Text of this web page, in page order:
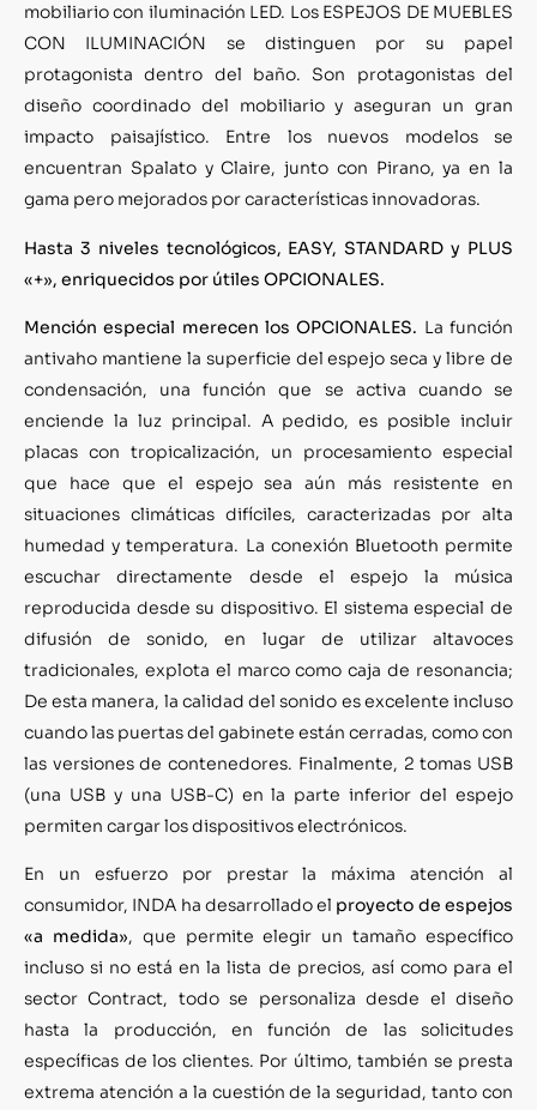
mobiliario con iluminación LED. Los ESPEJOS DE MUEBLES
CON ILUMINACIÓN se distinguen por su papel
protagonista dentro del baño. Son protagonistas del
diseño coordinado del mobiliario y aseguran un gran
impacto paisajístico. Entre los nuevos modelos se
encuentran Spalato y Claire, junto con Pirano, ya en la
gama pero mejorados por características innovadoras.
Hasta 3 niveles tecnológicos, EASY, STANDARD y PLUS
«+», enriquecidos por útiles OPCIONALES.
Mención especial merecen los OPCIONALES. La función
antivaho mantiene la superficie del espejo seca y libre de
condensación, una función que se activa cuando se
enciende la luz principal. A pedido, es posible incluir
placas con tropicalización, un procesamiento especial
que hace que el espejo sea aún más resistente en
situaciones climáticas difíciles, caracterizadas por alta
humedad y temperatura. La conexión Bluetooth permite
escuchar directamente desde el espejo la música
reproducida desde su dispositivo. El sistema especial de
difusión de sonido, en lugar de utilizar altavoces
tradicionales, explota el marco como caja de resonancia;
De esta manera, la calidad del sonido es excelente incluso
cuando las puertas del gabinete están cerradas, como con
las versiones de contenedores. Finalmente, 2 tomas USB
(una USB y una USB-C) en la parte inferior del espejo
permiten cargar los dispositivos electrónicos.
En un esfuerzo por prestar la máxima atención al
consumidor, INDA ha desarrollado el proyecto de espejos
«a medida», que permite elegir un tamaño específico
incluso si no está en la lista de precios, así como para el
sector Contract, todo se personaliza desde el diseño
hasta la producción, en función de las solicitudes
específicas de los clientes. Por último, también se presta
extrema atención a la cuestión de la seguridad, tanto con